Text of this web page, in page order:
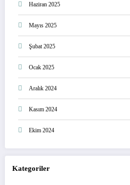
Haziran 2025
Mayıs 2025
Şubat 2025
Ocak 2025
Aralık 2024
Kasım 2024
Ekim 2024
Kategoriler